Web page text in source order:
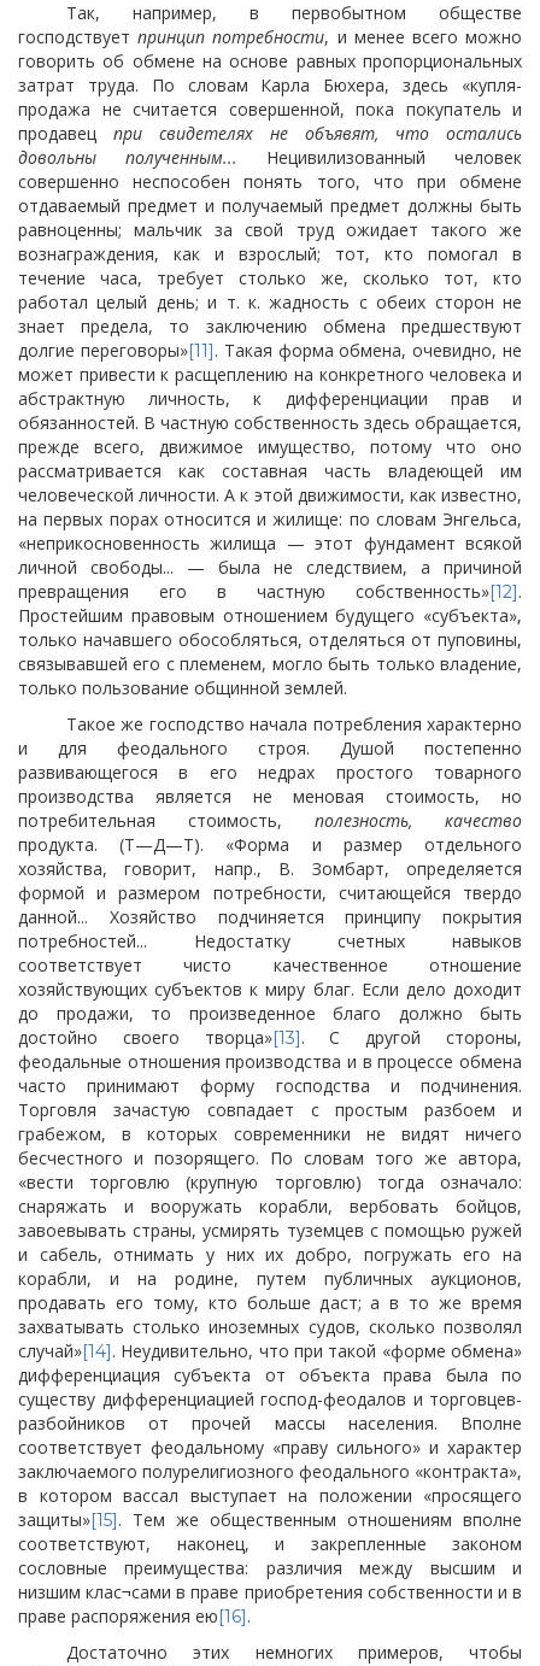
Так, например, в первобытном обществе
господствуетпринцип потребности, и менее всего можно
говорить об обмене на основе равных пропорциональных
затрат труда. По словам Карла Бюхера, здесь «купля-
продажа не считается совершенной, пока покупатель и
продавец при свидетелях не объявят, что остались
довольны полученным...
Нецивилизованный человек
совершенно неспособен понять того, что при обмене
отдаваемый предмет и получаемый предмет должны быть
равноценны; мальчик за свой труд ожидает такого же
вознаграждения, как и взрослый; тот, кто помогал в
течение часа, требует столько же, сколько тот, кто
работал целый день; и т. к. жадность с обеих сторон не
знает предела, то заключению обмена предшествуют
долгие переговоры»[11]. Такая форма обмена, очевидно, не
может привести к расщеплению на конкретного человека и
абстрактную личность, к дифференциации прав и
обязанностей. В частную собственность здесь обращается,
прежде всего, движимое имущество, потому что оно
рассматривается как составная часть владеющей им
человеческой личности. А к этой движимости, как известно,
на первых порах относится и жилище: по словам Энгельса,
«неприкосновенность жилища — этот фундамент всякой
личной свободы... — была не следствием, а причиной
превращения его в частную собственность»[12].
Простейшим правовым отношением будущего «субъекта»,
только начавшего обособляться, отделяться от пуповины,
связывавшей его с племенем, могло быть только владение,
только пользование общинной землей.
Такое же господство начала потребления характерно
и для феодального строя. Душой постепенно
развивающегося в его недрах простого товарного
производства является не меновая стоимость, но
потребительная стоимость, полезность, качество
продукта. (Т—Д—Т). «Форма и размер отдельного
хозяйства, говорит, напр., В. Зомбарт, определяется
формой и размером потребности, считающейся твердо
данной... Хозяйство подчиняется принципу покрытия
потребностей... Недостатку счетных навыков
соответствует чисто качественное отношение
хозяйствующих субъектов к миру благ. Если дело доходит
до продажи, то произведенное благо должно быть
достойно своего творца»[13]. С другой стороны,
феодальные отношения производства и в процессе обмена
часто принимают форму господства и подчинения.
Торговля зачастую совпадает с простым разбоем и
грабежом, в которых современники не видят ничего
бесчестного и позорящего. По словам того же автора,
«вести торговлю (крупную торговлю) тогда означало:
снаряжать и вооружать корабли, вербовать бойцов,
завоевывать страны, усмирять туземцев с помощью ружей
и сабель, отнимать у них их добро, погружать его на
корабли, и на родине, путем публичных аукционов,
продавать его тому, кто больше даст; а в то же время
захватывать столько иноземных судов, сколько позволял
случай»[14]. Неудивительно, что при такой «форме обмена»
дифференциация субъекта от объекта права была по
существу дифференциацией господ-феодалов и торговцев-
разбойников от прочей массы населения. Вполне
соответствует феодальному «праву сильного» и характер
заключаемого полурелигиозного феодального «контракта»,
в котором вассал выступает на положении «просящего
защиты»[15]. Тем же общественным отношениям вполне
соответствуют, наконец, и закрепленные законом
сословные преимущества: различия между высшим и
низшим клас¬сами в праве приобретения собственности и в
праве распоряжения ею[16].
Достаточно этих немногих примеров, чтобы